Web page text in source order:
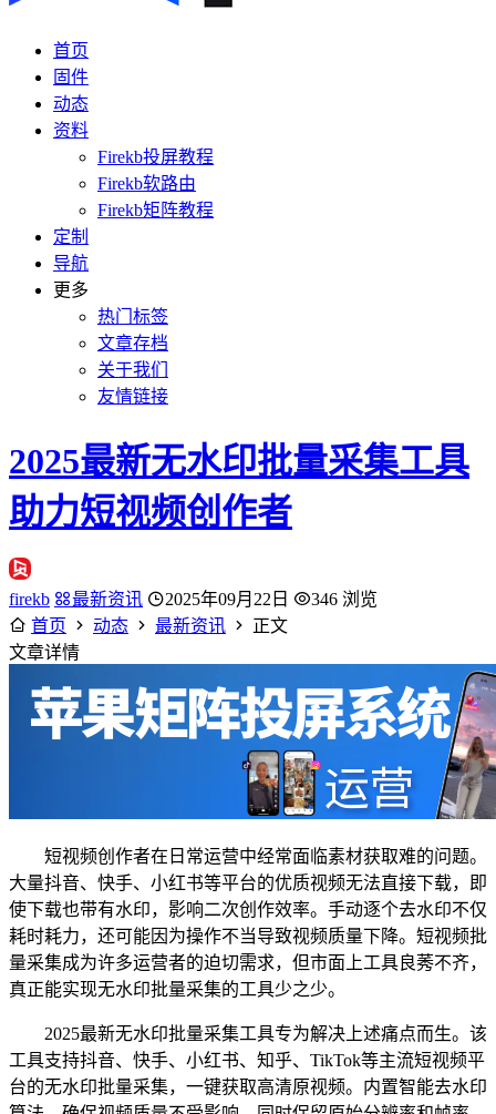
首页
固件
动态
资料
Firekb投屏教程
Firekb软路由
Firekb矩阵教程
定制
导航
更多
热门标签
文章存档
关于我们
友情链接
2025最新无水印批量采集工具
助力短视频创作者
firekb 最新资讯 2025年09月22日
346 浏览
首页
动态 最新资讯
正文
文章详情
短视频创作者在日常运营中经常面临素材获取难的问题。
大量抖音、快手、小红书等平台的优质视频无法直接下载，即
使下载也带有水印，影响二次创作效率。手动逐个去水印不仅
耗时耗力，还可能因为操作不当导致视频质量下降。短视频批
量采集成为许多运营者的迫切需求，但市面上工具良莠不齐，
真正能实现无水印批量采集的工具少之少。
2025最新无水印批量采集工具专为解决上述痛点而生。该
工具支持抖音、快手、小红书、知乎、TikTok等主流短视频平
台的无水印批量采集，一键获取高清原视频。内置智能去水印